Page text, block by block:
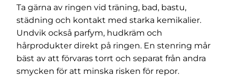
Ta gärna av ringen vid träning, bad, bastu,
städning och kontakt med starka kemikalier.
Undvik också parfym, hudkräm och
hårprodukter direkt på ringen. En stenring mår
bäst av att förvaras torrt och separat från andra
smycken för att minska risken för repor.